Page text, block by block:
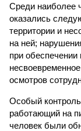
Среди наиболее
оказались
территории и
на ней;
при обеспечении
осмотров
Особый
работающий на
человек были